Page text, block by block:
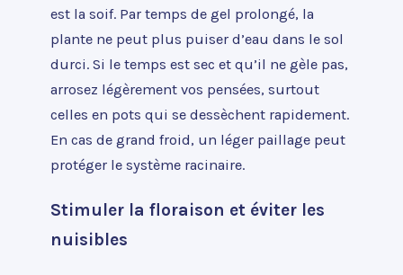
est la soif. Par temps de gel prolongé, la
plante ne peut plus puiser d’eau dans le sol
durci. Si le temps est sec et qu’il ne gèle pas,
arrosez légèrement vos pensées, surtout
celles en pots qui se dessèchent rapidement.
En cas de grand froid, un léger paillage peut
protéger le système racinaire.
Stimuler la floraison et éviter les
nuisibles